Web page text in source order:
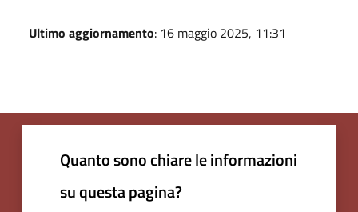
Ultimo aggiornamento: 16 maggio 2025, 11:31
Quanto sono chiare le informazioni
su questa pagina?